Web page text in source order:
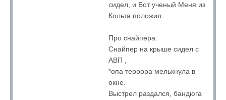
сидел, и Бот ученый Меня из
Кольта положил.
Про снайпера:
Снайпер на крыше сидел с
АВП ,
*опа террора мелькнула в
окне.
Выстрел раздался, бандюга